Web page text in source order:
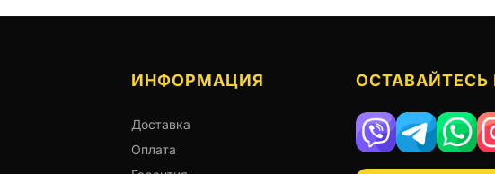
ИНФОРМАЦИЯ
Доставка
Оплата
ОСТАВАЙТЕСЬ
Viber Telegram